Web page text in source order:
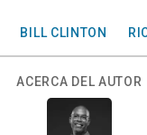
BILL CLINTON
ACERCA DEL AUTOR